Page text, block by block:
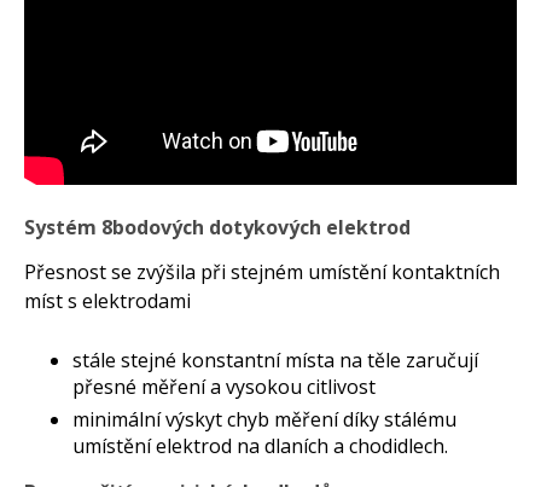
Systém 8bodových dotykových elektrod
Přesnost se zvýšila při stejném umístění kontaktních
míst s elektrodami
stále stejné konstantní místa na těle zaručují
přesné měření a vysokou citlivost
minimální výskyt chyb měření díky stálému
umístění elektrod na dlaních a chodidlech.